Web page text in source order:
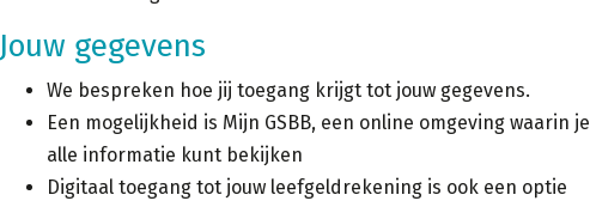
Jouw gegevens
We bespreken hoe jij toegang krijgt tot jouw gegevens.
Een mogelijkheid is Mijn GSBB, een online omgeving waarin je
alle informatie kunt bekijken
Digitaal toegang tot jouw leefgeldrekening is ook een optie